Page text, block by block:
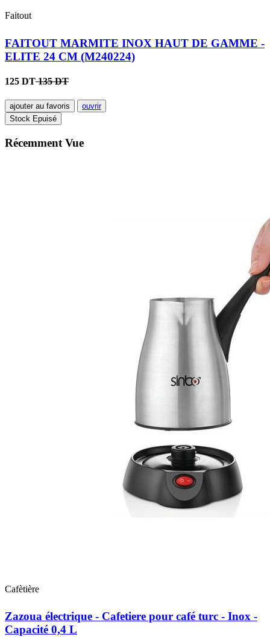
Faitout
FAITOUT MARMITE INOX HAUT DE GAMME -
ELITE 24 CM (M240224)
125 DT135 DT
ajouter au favoris
ouvrir
Stock Epuisé
Récemment Vue
Cafètière
Zazoua électrique - Cafetiere pour café turc - Inox -
Capacité 0,4 L